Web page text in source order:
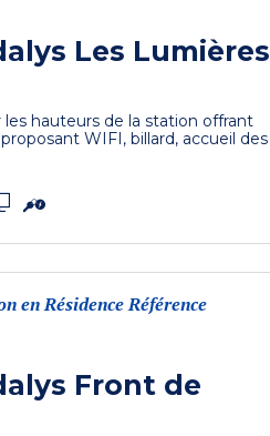
Les Lumières
hauteurs de la station offrant
WIFI, billard, accueil des
en Résidence Référence
Front de